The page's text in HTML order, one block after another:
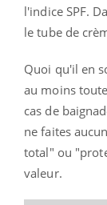
l'indice SPF.
le tube de
Quoi qu'il en
au moins
cas de
ne faites
total" ou
valeur.